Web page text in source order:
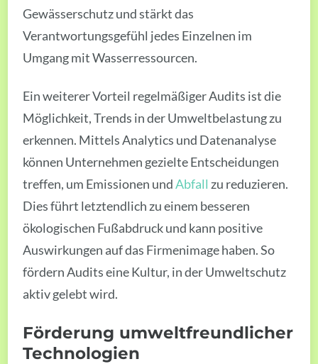
Gewässerschutz und stärkt das
Verantwortungsgefühl jedes Einzelnen im
Umgang mit Wasserressourcen.
Ein weiterer Vorteil regelmäßiger Audits ist die
Möglichkeit, Trends in der Umweltbelastung zu
erkennen. Mittels Analytics und Datenanalyse
können Unternehmen gezielte Entscheidungen
treffen, um Emissionen undAbfall zu reduzieren.
Dies führt letztendlich zu einem besseren
ökologischen Fußabdruck und kann positive
Auswirkungen auf das Firmenimage haben. So
fördern Audits eine Kultur, in der Umweltschutz
aktiv gelebt wird.
Förderung umweltfreundlicher
Technologien